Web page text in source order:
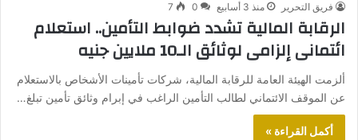
فريق التحرير منذ 3 أسابيع 0
7
الرقابة المالية تشدد ضوابط التأمين.. استعلام
ائتمانى إلزامى لوثائق الـ10 ملايين جنيه
ألزمت الهيئة العامة للرقابة المالية، شركات تأمينات الأشخاص بالاستعلام
عن الموقف الائتماني لطالب التأمين الراغب في إبرام وثائق تأمين تبلغ…
أكمل القراءة »